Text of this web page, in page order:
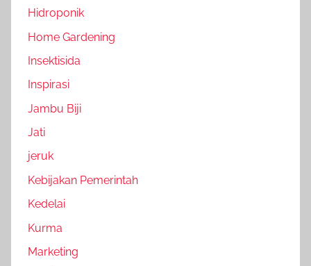
Hidroponik
Home Gardening
Insektisida
Inspirasi
Jambu Biji
Jati
jeruk
Kebijakan Pemerintah
Kedelai
Kurma
Marketing